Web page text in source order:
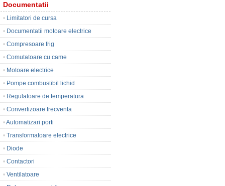
Documentatii
• Limitatori de cursa
• Documentatii motoare electrice
• Compresoare frig
• Comutatoare cu came
• Motoare electrice
• Pompe combustibil lichid
• Regulatoare de temperatura
• Convertizoare frecventa
•Automatizari porti
• Transformatoare electrice
• Diode
• Contactori
• Ventilatoare